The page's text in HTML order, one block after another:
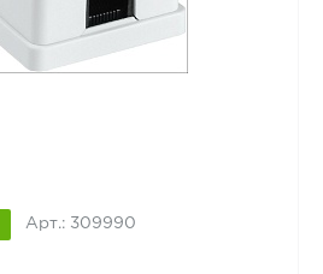
Арт.: 309990